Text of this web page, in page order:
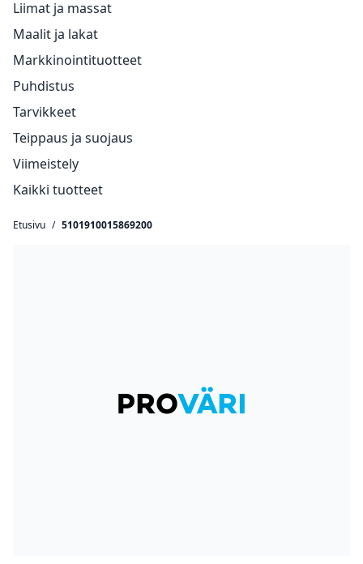
Liimat ja massat
Maalit ja lakat
Markkinointituotteet
Puhdistus
Tarvikkeet
Teippaus ja suojaus
Viimeistely
Kaikki tuotteet
Etusivu / 5101910015869200